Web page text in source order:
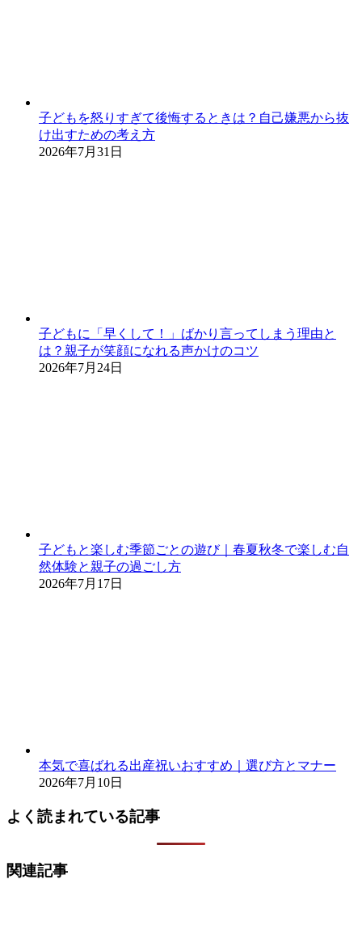
子どもを怒りすぎて後悔するときは？自己嫌悪から抜
け出すための考え方
2026年7月31日
子どもに「早くして！」ばかり言ってしまう理由と
は？親子が笑顔になれる声かけのコツ
2026年7月24日
子どもと楽しむ季節ごとの遊び｜春夏秋冬で楽しむ自
然体験と親子の過ごし方
2026年7月17日
本気で喜ばれる出産祝いおすすめ｜選び方とマナー
2026年7月10日
よく読まれている記事
関連記事